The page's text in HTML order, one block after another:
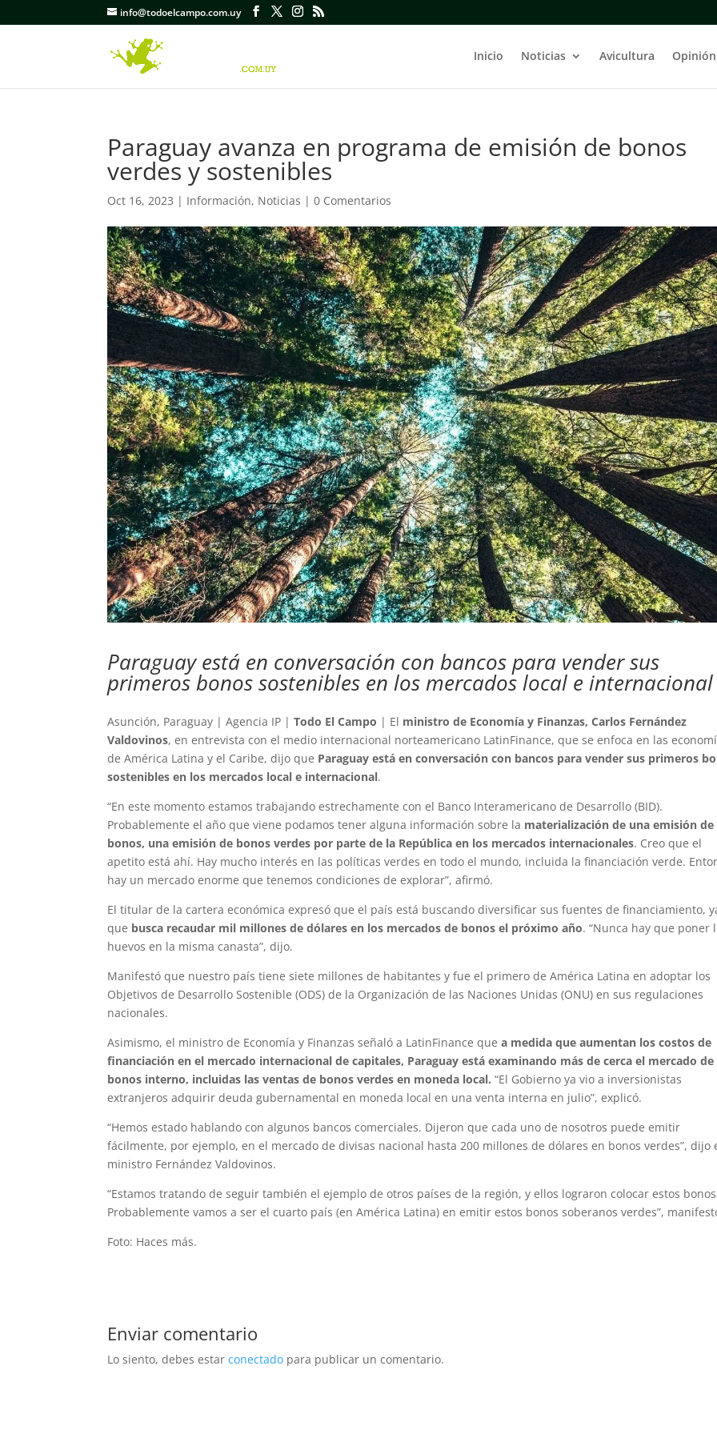
info@todoelcampo.com.uy
Inicio Noticias Avicultura Opinión
Paraguay avanza en programa de emisión de bonos
verdes y sostenibles
Oct 16, 2023 | Información, Noticias |0 Comentarios
Paraguay está en conversación con bancos para vender sus
primeros bonos sostenibles en los mercados local e internacional
Asunción, Paraguay | Agencia IP |Todo El Campo | El ministro de Economía y Finanzas, Carlos Fernández
Valdovinos, en entrevista con el medio internacional norteamericano LatinFinance, que se enfoca en las
de América Latina y el Caribe, dijo que Paraguay está en conversación con bancos para vender sus primeros
sostenibles en los mercados local e internacional.
“En este momento estamos trabajando estrechamente con el Banco Interamericano de Desarrollo (BID).
Probablemente el año que viene podamos tener alguna información sobre la materialización de una emisión de
bonos, una emisión de bonos verdes por parte de la República en los mercados internacionales. Creo que el
apetito está ahí. Hay mucho interés en las políticas verdes en todo el mundo, incluida la financiación verde.
hay un mercado enorme que tenemos condiciones de explorar”, afirmó.
El titular de la cartera económica expresó que el país está buscando diversificar sus fuentes de financiamiento,
que busca recaudar mil millones de dólares en los mercados de bonos el próximo año. “Nunca hay que poner
huevos en la misma canasta”, dijo.
Manifestó que nuestro país tiene siete millones de habitantes y fue el primero de América Latina en adoptar los
Objetivos de Desarrollo Sostenible (ODS) de la Organización de las Naciones Unidas (ONU) en sus regulaciones
nacionales.
Asimismo, el ministro de Economía y Finanzas señaló a LatinFinance quea medida que aumentan los costos de
financiación en el mercado internacional de capitales, Paraguay está examinando más de cerca el mercado de
bonos interno, incluidas las ventas de bonos verdes en moneda local. “El Gobierno ya vio a inversionistas
extranjeros adquirir deuda gubernamental en moneda local en una venta interna en julio”, explicó.
“Hemos estado hablando con algunos bancos comerciales. Dijeron que cada uno de nosotros puede emitir
fácilmente, por ejemplo, en el mercado de divisas nacional hasta 200 millones de dólares en bonos verdes”, dijo
ministro Fernández Valdovinos.
“Estamos tratando de seguir también el ejemplo de otros países de la región, y ellos lograron colocar estos
Probablemente vamos a ser el cuarto país (en América Latina) en emitir estos bonos soberanos verdes”,
Foto: Haces más.
Enviar comentario
Lo siento, debes estarconectado para publicar un comentario.